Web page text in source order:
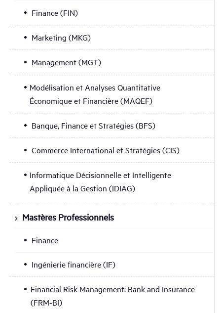
Finance (FIN)
Marketing (MKG)
Management (MGT)
Modélisation et Analyses Quantitative
Économique et Financière (MAQEF)
Banque, Finance et Stratégies (BFS)
Commerce International et Stratégies (CIS)
Informatique Décisionnelle et Intelligente
Appliquée à la Gestion (IDIAG)
Mastères Professionnels
Finance
Ingénierie financière (IF)
Financial Risk Management: Bank and Insurance
(FRM-BI)